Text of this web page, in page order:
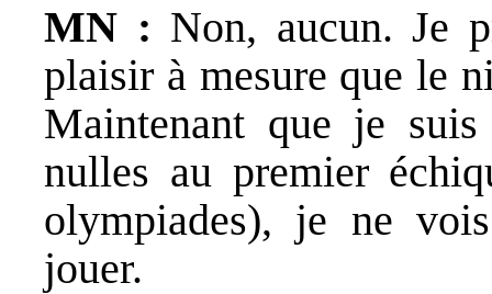
MN : Non, aucun. Je
plaisir à mesure que le
Maintenant que je
nulles au premier
olympiades), je ne
jouer.